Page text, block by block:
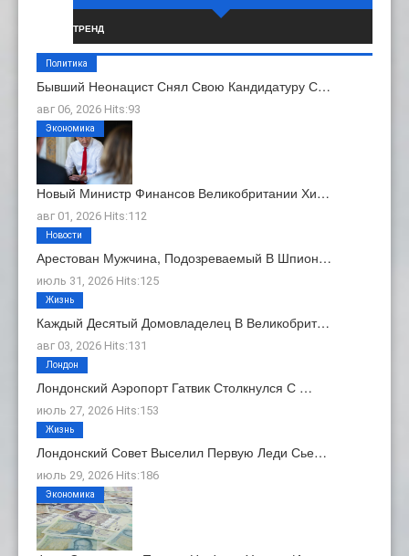
ТРЕНД
Бывший Неонацист Снял Свою Кандидатуру С…
авг 06, 2026 Hits:93
Политика
Новый Министр Финансов Великобритании Хи…
авг 01, 2026 Hits:112
Экономика
Арестован Мужчина, Подозреваемый В Шпион…
июль 31, 2026 Hits:125
Новости
Каждый Десятый Домовладелец В Великобрит…
авг 03, 2026 Hits:131
Жизнь
Лондонский Аэропорт Гатвик Столкнулся С …
июль 27, 2026 Hits:153
Лондон
Лондонский Совет Выселил Первую Леди Сье…
июль 29, 2026 Hits:186
Жизнь
Экономика